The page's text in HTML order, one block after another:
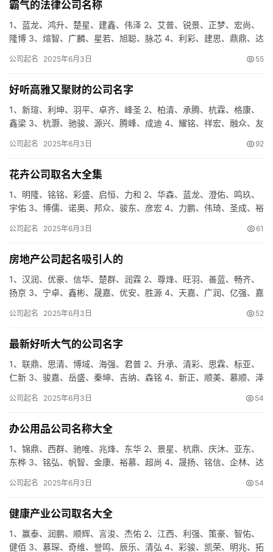
霸气的法律公司名称
1、蓝龙、鸿升、楚星、建鑫、伟泽 2、艾普、锐景、正梦、宏尚、
隆博 3、煊智、广麟、星若、旭聪、脉芯 4、利彩、建思、鼎鼎、达
公司起名 2025年6月3日 55
好听高雅又聚财的公司名字
1、新瑄、利坤、羽平、卓齐、峰圣 2、柏清、承腾、杭霖、格康、
鑫梁 3、杭灏、驰骏、源兴、腾峰、成迪 4、耀铭、祥宏、融众、友
公司起名 2025年6月3日 92
花卉公司取名大全集
1、明隆、铭铭、彩盛、启恒、力和 2、华森、蓝龙、澄佑、鸣玖、
宇佑 3、博儒、诺奥、邦众、骏东、彦宏 4、力鹏、伟琦、圣成、裕
公司起名 2025年6月3日 61
房地产公司起名吸引人的
1、汉润、优豪、信华、楚群、润霖 2、尊烽、旺羽、善蓝、畅齐、
扬京 3、宁卓、鑫彬、晟嘉、优安、胜源 4、天嘉、广润、亿强、嘉
公司起名 2025年6月3日 52
最新好听大气的公司名字
1、联鼎、思清、博域、海强、君普 2、升承、清彩、思霖、标亚、
仁新 3、骏嘉、岳盛、秦坤、吉纳、森铭 4、新正、顺美、慕顺、泽
公司起名 2025年6月3日 54
办公用品公司名称大全
1、锦鼎、西群、驰唯、兆烽、东华 2、景星、杭鼎、庆沐、亚东、
东桦 3、铭弘、帆智、金康、裕慕、超尚 4、晟扬、铭信、企林、达
公司起名 2025年6月3日 54
健康产业公司取名大全
1、赢泰、润鹏、顺辉、言浚、杰佑 2、江西、利强、策豪、智佑、
健佰 3、慕琛、奇维、誉鸣、辰乐、清弘 4、彩骏、凯荣、明兆、拓